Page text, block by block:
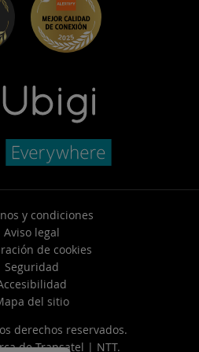
y condiciones
Aviso legal
de cookies
Seguridad
del sitio
derechos reservados.
deTransatel | NTT.